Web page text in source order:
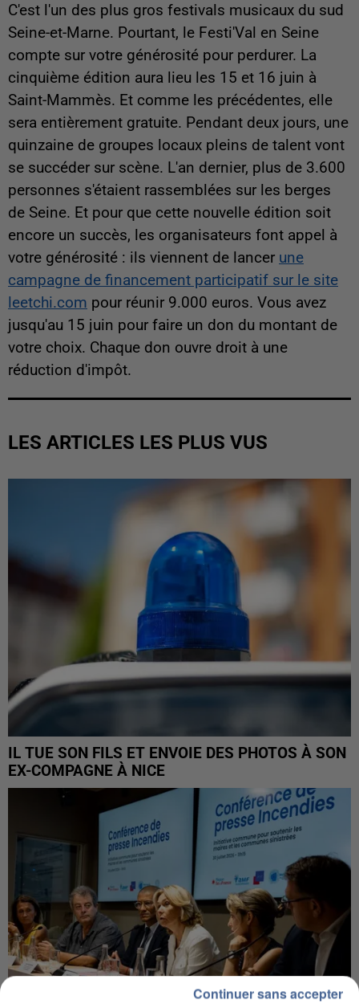
C'est l'un des plus gros festivals musicaux du sud
Seine-et-Marne. Pourtant, le Festi'Val en Seine
compte sur votre générosité pour perdurer. La
cinquième édition aura lieu les 15 et 16 juin à
Saint-Mammès. Et comme les précédentes, elle
sera entièrement gratuite. Pendant deux jours, une
quinzaine de groupes locaux pleins de talent vont
se succéder sur scène. L'an dernier, plus de 3.600
personnes s'étaient rassemblées sur les berges
de Seine. Et pour que cette nouvelle édition soit
encore un succès, les organisateurs font appel à
votre générosité : ils viennent de lancer une
campagne de financement participatif sur le site
leetchi.com pour réunir 9.000 euros. Vous avez
jusqu'au 15 juin pour faire un don du montant de
votre choix. Chaque don ouvre droit à une
réduction d'impôt.
LES ARTICLES LES PLUS VUS
IL TUE SON FILS ET ENVOIE DES PHOTOS À SON
EX-COMPAGNE À NICE
Continuer sans accepter